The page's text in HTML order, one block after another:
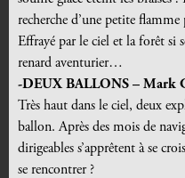
recherche d’une petite
Effrayé par le ciel et la forêt si
renard aventurier…
-DEUX BALLONS – Mark
Très haut dans le ciel, deux
ballon. Après des mois de
dirigeables s’apprêtent à se
se rencontrer ?